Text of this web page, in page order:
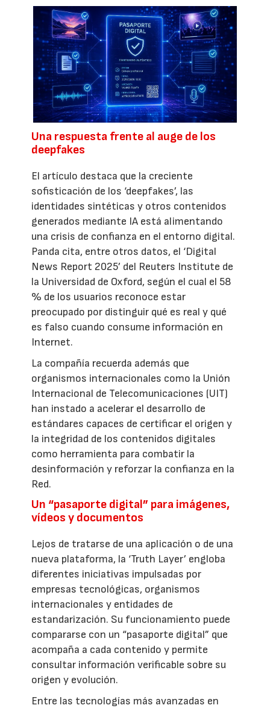
Una respuesta frente al auge de los
deepfakes
El artículo destaca que la creciente
sofisticación de los ‘deepfakes’, las
identidades sintéticas y otros contenidos
generados mediante IA está alimentando
una crisis de confianza en el entorno digital.
Panda cita, entre otros datos, el ‘Digital
News Report 2025’ del Reuters Institute de
la Universidad de Oxford, según el cual el 58
% de los usuarios reconoce estar
preocupado por distinguir qué es real y qué
es falso cuando consume información en
Internet.
La compañía recuerda además que
organismos internacionales como la Unión
Internacional de Telecomunicaciones (UIT)
han instado a acelerar el desarrollo de
estándares capaces de certificar el origen y
la integridad de los contenidos digitales
como herramienta para combatir la
desinformación y reforzar la confianza en la
Red.
Un “pasaporte digital” para imágenes,
vídeos y documentos
Lejos de tratarse de una aplicación o de una
nueva plataforma, la ‘Truth Layer’ engloba
diferentes iniciativas impulsadas por
empresas tecnológicas, organismos
internacionales y entidades de
estandarización. Su funcionamiento puede
compararse con un “pasaporte digital” que
acompaña a cada contenido y permite
consultar información verificable sobre su
origen y evolución.
Entre las tecnologías más avanzadas en